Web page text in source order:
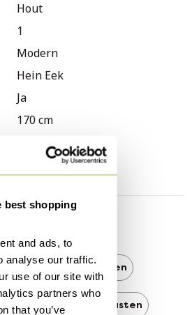
best shopping
and ads, to
analyse our traffic.
use of our site with
partners who
that you’ve
Hout
1
Modern
Hein Eek
Ja
170 cm
Modern Kledingkasten
Kledingkasten